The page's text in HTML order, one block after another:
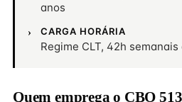
anos
CARGA HORÁRIA
Regime CLT, 42h
Quem emprega o CBO